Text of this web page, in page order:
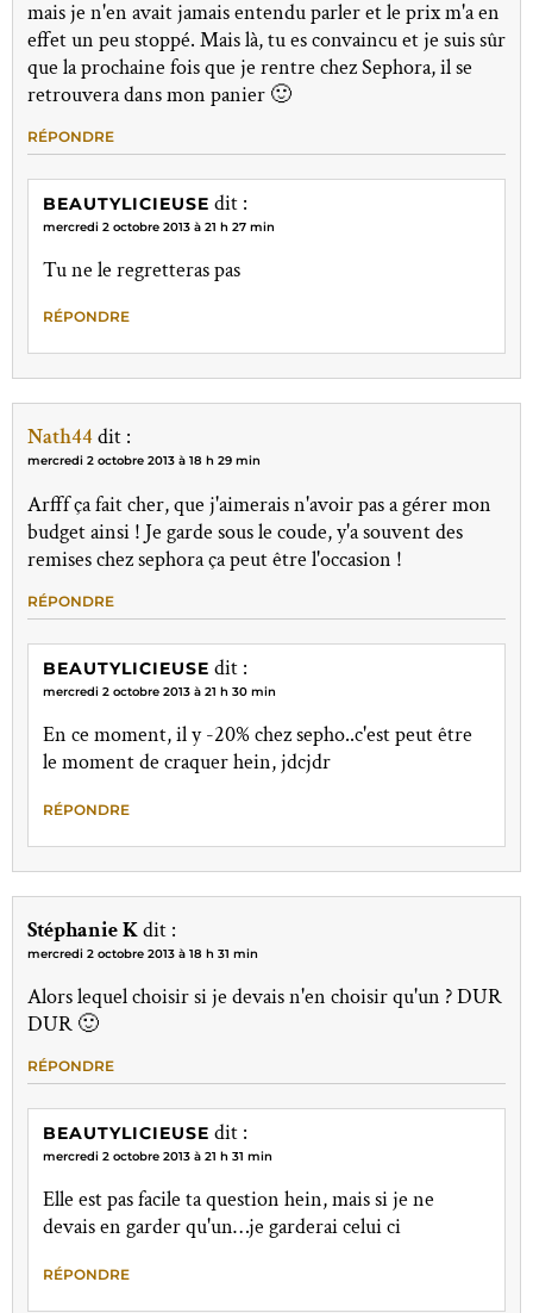
mais je n'en avait jamais entendu parler et le prix m'a en
effet un peu stoppé. Mais là, tu es convaincu et je suis sûr
que la prochaine fois que je rentre chez Sephora, il se
retrouvera dans mon panier 🙂
RÉPONDRE
BEAUTYLICIEUSE dit :
mercredi 2 octobre 2013 à 21 h 27 min
Tu ne le regretteras pas
RÉPONDRE
Nath44dit :
mercredi 2 octobre 2013 à 18 h 29 min
Arfff ça fait cher, que j'aimerais n'avoir pas a gérer mon
budget ainsi ! Je garde sous le coude, y'a souvent des
remises chez sephora ça peut être l'occasion !
RÉPONDRE
BEAUTYLICIEUSE dit :
mercredi 2 octobre 2013 à 21 h 30 min
En ce moment, il y -20% chez sepho..c'est peut être
le moment de craquer hein, jdcjdr
RÉPONDRE
Stéphanie Kdit :
mercredi 2 octobre 2013 à 18 h 31 min
Alors lequel choisir si je devais n'en choisir qu'un ? DUR
DUR 🙂
RÉPONDRE
BEAUTYLICIEUSE dit :
mercredi 2 octobre 2013 à 21 h 31 min
Elle est pas facile ta question hein, mais si je ne
devais en garder qu'un…je garderai celui ci
RÉPONDRE